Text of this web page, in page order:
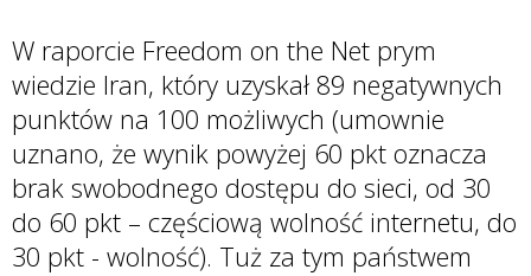
W raporcie Freedom on the Net prym
wiedzie Iran, który uzyskał 89 negatywnych
punktów na 100 możliwych (umownie
uznano, że wynik powyżej 60 pkt oznacza
brak swobodnego dostępu do sieci, od 30
do 60 pkt – częściową wolność internetu, do
30 pkt - wolność). Tuż za tym państwem